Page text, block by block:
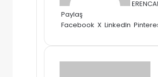
Paylaş
Facebook X LinkedIn